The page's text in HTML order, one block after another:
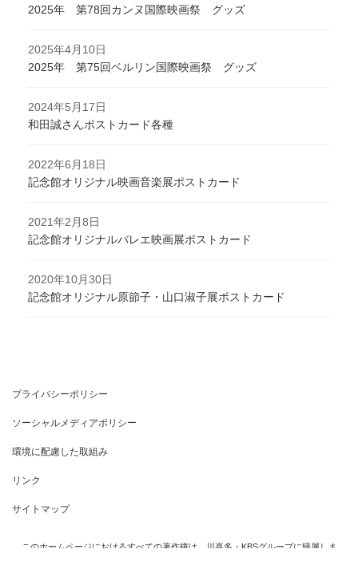
2025年 第78回カンヌ国際映画祭 グッズ
2025年4月10日
2025年 第75回ベルリン国際映画祭 グッズ
2024年5月17日
和田誠さんポストカード各種
2022年6月18日
記念館オリジナル映画音楽展ポストカード
2021年2月8日
記念館オリジナルバレエ映画展ポストカード
2020年10月30日
記念館オリジナル原節子・山口淑子展ポストカード
プライバシーポリシー
ソーシャルメディアポリシー
環境に配慮した取組み
リンク
サイトマップ
このホームページにおけるすべての著作権は、川喜多・KBSグループに帰属しま